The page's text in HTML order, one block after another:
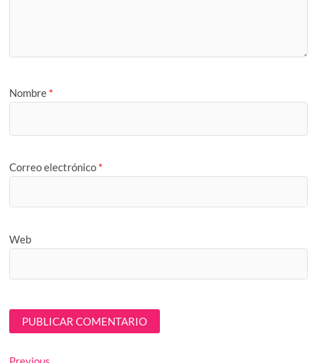
Nombre *
Correo electrónico *
Web